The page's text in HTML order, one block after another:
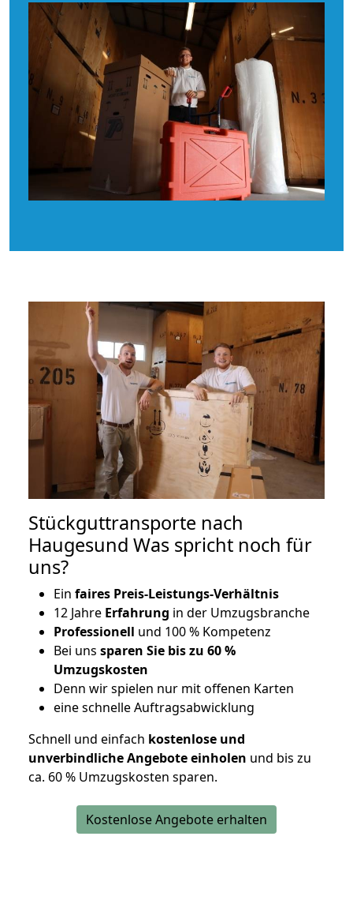
Stückguttransporte nach
Haugesund Was spricht noch für
uns?
Ein faires Preis-Leistungs-Verhältnis
12 Jahre Erfahrung in der Umzugsbranche
Professionell und 100 % Kompetenz
Bei uns sparen Sie bis zu 60 %
Umzugskosten
Denn wir spielen nur mit offenen Karten
eine schnelle Auftragsabwicklung
Schnell und einfach kostenlose und
unverbindliche Angebote einholen und bis zu
ca. 60 % Umzugskosten sparen.
Kostenlose Angebote erhalten